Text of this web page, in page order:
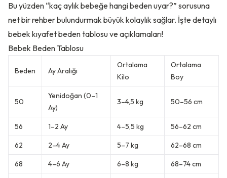
Bu yüzden “kaç aylık bebeğe hangi beden uyar?” sorusuna
net bir rehber bulundurmak büyük kolaylık sağlar. İşte detaylı
bebek kıyafet beden tablosu ve açıklamaları!
Bebek Beden Tablosu
Beden Ay Aralığı
Ortalama
Kilo
Ortalama
Boy
50
Yenidoğan (0–1
Ay)
3–4,5 kg 50–56 cm
56 1–2 Ay 4–5,5 kg 56–62 cm
62 2–4 Ay 5–7 kg 62–68 cm
68 4–6 Ay 6–8 kg 68–74 cm